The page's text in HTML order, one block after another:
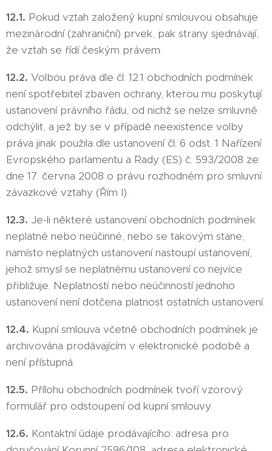
12.1. Pokud vztah založený kupní smlouvou obsahuje
mezinárodní (zahraniční) prvek, pak strany sjednávají,
že vztah se řídí českým právem.
12.2. Volbou práva dle čl. 12.1 obchodních podmínek
není spotřebitel zbaven ochrany, kterou mu poskytují
ustanovení právního řádu, od nichž se nelze smluvně
odchýlit, a jež by se v případě neexistence volby
práva jinak použila dle ustanovení čl. 6 odst. 1 Nařízení
Evropského parlamentu a Rady (ES) č. 593/2008 ze
dne 17. června 2008 o právu rozhodném pro smluvní
závazkové vztahy (Řím I).
12.3. Je-li některé ustanovení obchodních podmínek
neplatné nebo neúčinné, nebo se takovým stane,
namísto neplatných ustanovení nastoupí ustanovení,
jehož smysl se neplatnému ustanovení co nejvíce
přibližuje. Neplatností nebo neúčinností jednoho
ustanovení není dotčena platnost ostatních ustanovení.
12.4. Kupní smlouva včetně obchodních podmínek je
archivována prodávajícím v elektronické podobě a
není přístupná.
12.5. Přílohu obchodních podmínek tvoří vzorový
formulář pro odstoupení od kupní smlouvy.
12.6. Kontaktní údaje prodávajícího: adresa pro